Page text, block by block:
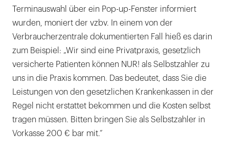
Terminauswahl über ein Pop-up-Fenster informiert
wurden, moniert der vzbv. In einem von der
Verbraucherzentrale dokumentierten Fall hieß es darin
zum Beispiel: „Wir sind eine Privatpraxis, gesetzlich
versicherte Patienten können NUR! als Selbstzahler zu
uns in die Praxis kommen. Das bedeutet, dass Sie die
Leistungen von den gesetzlichen Krankenkassen in der
Regel nicht erstattet bekommen und die Kosten selbst
tragen müssen. Bitten bringen Sie als Selbstzahler in
Vorkasse 200 € bar mit.“